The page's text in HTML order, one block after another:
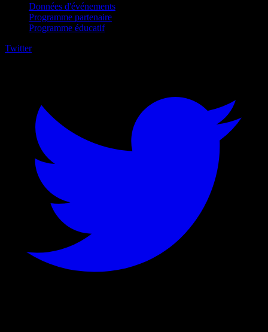
Données d'événements
Programme partenaire
Programme éducatif
Twitter